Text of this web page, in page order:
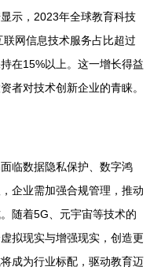
示，2023年全球教育科技
网信息技术服务占比超过
在15%以上。这一增长得益
者对技术创新企业的青睐。
临数据隐私保护、数字鸿
企业需加强合规管理，推动
随着5G、元宇宙等技术的
拟现实与增强现实，创造更
成为行业标配，驱动教育迈